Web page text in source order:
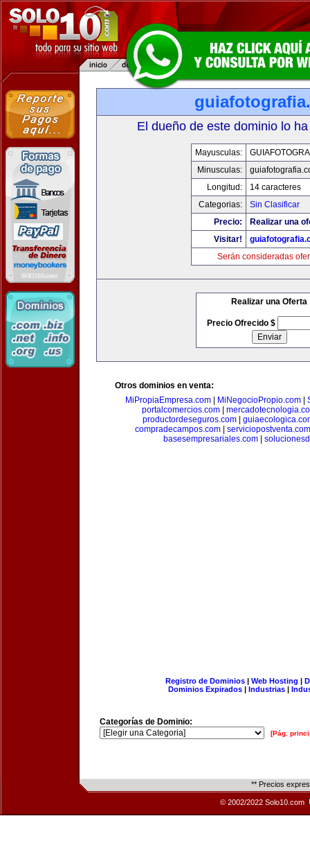
El dueño de este dominio lo
Mayusculas:
Minusculas:
Longitud:
14 caracteres
Categorias:
Sin Clasificar
Precio:
Realizar una
Visitar!
Serán consideradas
Realizar una Oferta
Precio Ofrecido $
Otros dominios en venta:
MiPropiaEmpresa.com
MiNegocioPropio.com
portalcomercios.com|
productordeseguros.com|
compradecampos.com| serviciopostventa.com
basesempresariales.com
Registro de Dominios| Web Hosting |
Dominios Expirados | Industrias |
Categorías de Dominio:
[Pág.
** Precios
© 2002/2022 Solo10.com